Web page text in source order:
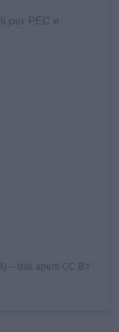
per PEC e
– dati aperti CC BY